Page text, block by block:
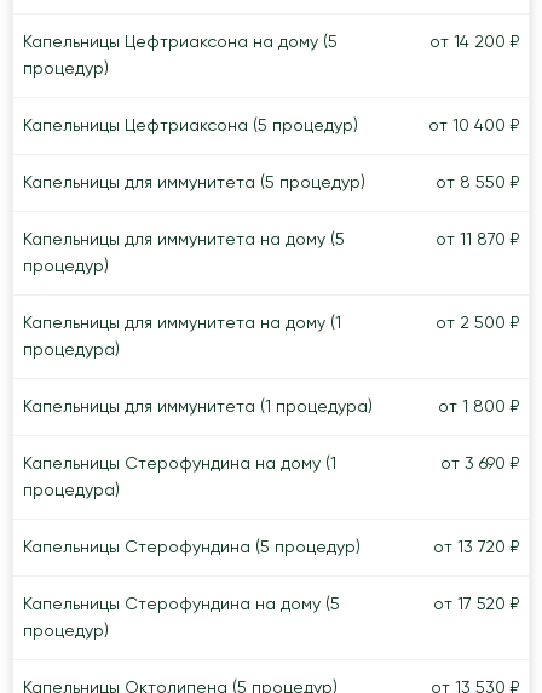
Капельницы Цефтриаксона на дому (5
процедур)
от 14 200 ₽
Капельницы Цефтриаксона (5 процедур) от 10 400 ₽
Капельницы для иммунитета (5 процедур) от 8 550 ₽
Капельницы для иммунитета на дому (5
процедур)
от 11 870 ₽
Капельницы для иммунитета на дому (1
процедура)
от 2 500 ₽
Капельницы для иммунитета (1 процедура) от 1 800 ₽
Капельницы Стерофундина на дому (1
процедура)
от 3 690 ₽
Капельницы Стерофундина (5 процедур) от 13 720 ₽
Капельницы Стерофундина на дому (5
процедур)
от 17 520 ₽
Капельницы Октолипена (5 процедур) от 13 530 ₽